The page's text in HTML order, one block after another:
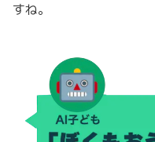
すね。